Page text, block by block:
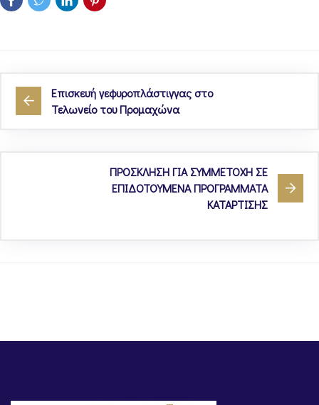
Επισκευή γεφυροπλάστιγγας στο
Τελωνείο του Προμαχώνα
ΠΡΟΣΚΛΗΣΗ ΓΙΑ ΣΥΜΜΕΤΟΧΗ ΣΕ
ΕΠΙΔΟΤΟΥΜΕΝΑ ΠΡΟΓΡΑΜΜΑΤΑ
ΚΑΤΑΡΤΙΣΗΣ